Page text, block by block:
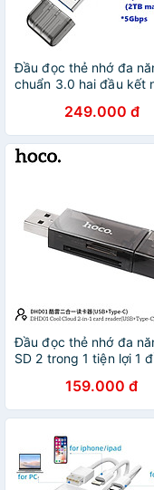
Đầu đọc thẻ nhớ đa
chuẩn 3.0 hai đầu kết
thoại laptop hoco HB39
hàng chính hãng
249.000 đ
Đầu đọc thẻ nhớ đa
SD 2 trong 1 tiện lợi 1
Hỗ trợ dung lượng 2TB -
hàng chính hãng
159.000 đ